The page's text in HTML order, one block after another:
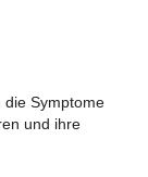
die Symptome
und ihre